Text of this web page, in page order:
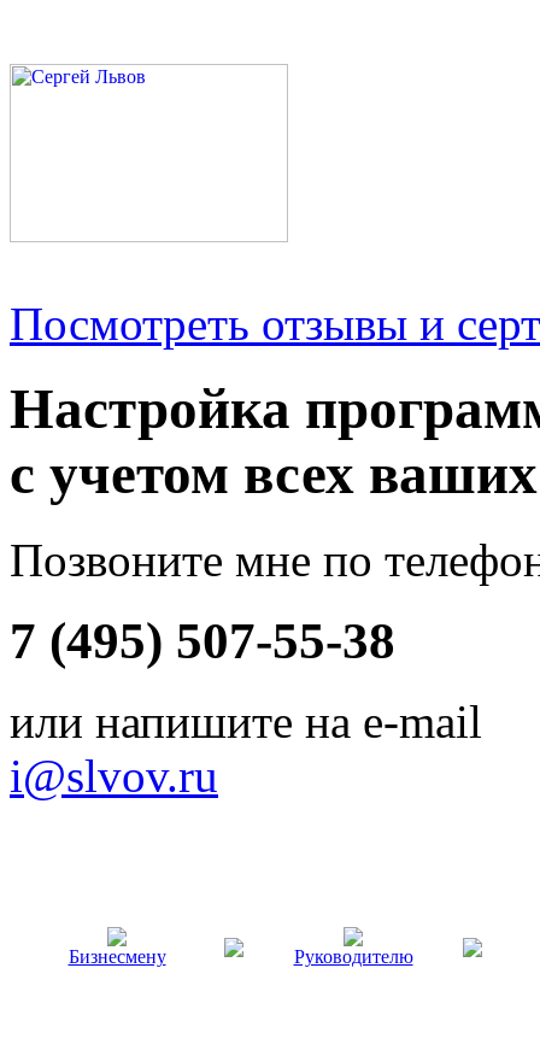
Посмотреть отзывы и
Настройка
с учетом всех
Позвоните мне по
7 (495) 507-55-38
или напишите на e-mail
i@slvov.ru
Бизнесмену Руководителю